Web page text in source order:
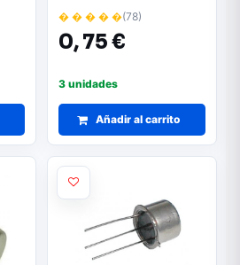
� � � � �(78)
0,75 €
3 unidades
Añadir al carrito